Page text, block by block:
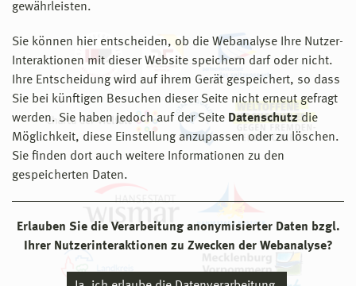
gewährleisten.
Sie können hier entscheiden, ob die Webanalyse Ihre Nutzer-
Interaktionen mit dieser Website speichern darf oder nicht.
Ihre Entscheidung wird auf ihrem Gerät gespeichert, so dass
Sie bei künftigen Besuchen dieser Seite nicht erneut gefragt
werden. Sie haben jedoch auf der Seite Datenschutz die
Möglichkeit, diese Einstellung anzupassen oder zu löschen.
Sie finden dort auch weitere Informationen zu den
gespeicherten Daten.
Erlauben Sie die Verarbeitung anonymisierter Daten bzgl.
Ihrer Nutzerinteraktionen zu Zwecken der Webanalyse?